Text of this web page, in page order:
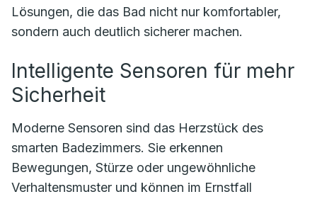
Lösungen, die das Bad nicht nur komfortabler,
sondern auch deutlich sicherer machen.
Intelligente Sensoren für mehr
Sicherheit
Moderne Sensoren sind das Herzstück des
smarten Badezimmers. Sie erkennen
Bewegungen, Stürze oder ungewöhnliche
Verhaltensmuster und können im Ernstfall